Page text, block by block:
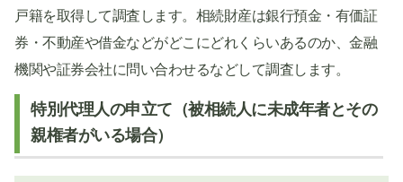
戸籍を取得して調査します。相続財産は銀行預金・有価証
券・不動産や借金などがどこにどれくらいあるのか、金融
機関や証券会社に問い合わせるなどして調査します。
特別代理人の申立て（被相続人に未成年者とその
親権者がいる場合）